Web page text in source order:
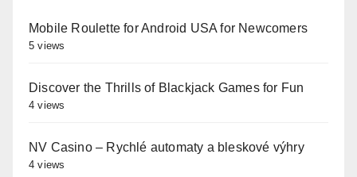
Mobile Roulette for Android USA for Newcomers
5 views
Discover the Thrills of Blackjack Games for Fun
4 views
NV Casino – Rychlé automaty a bleskové výhry
4 views